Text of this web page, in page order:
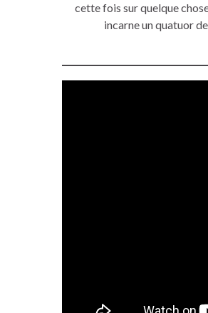
cette fois sur quelque
incarne un quatuor de